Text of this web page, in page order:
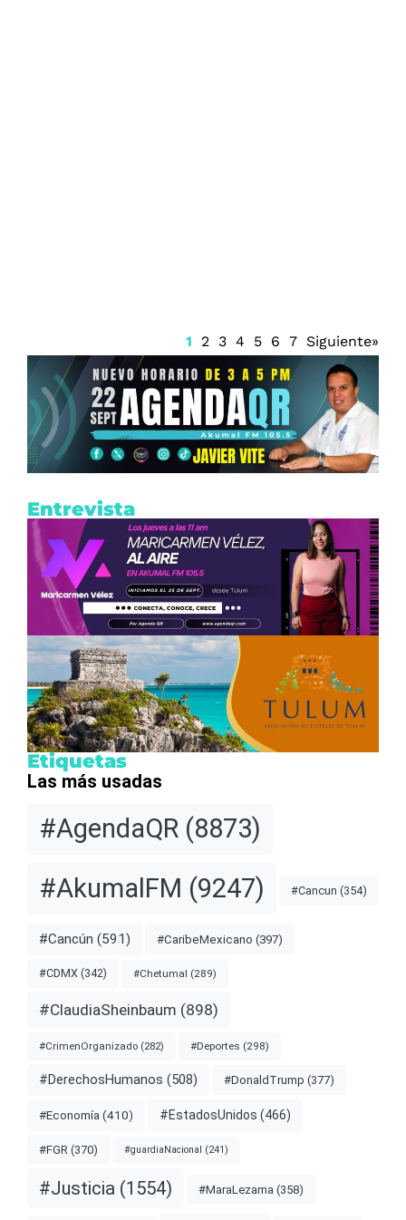
1 2 3 4 5 6 7 Siguiente»
Entrevista
Etiquetas
Las más usadas
#AgendaQR (8873)
#AkumalFM (9247) #Cancun (354)
#Cancún (591) #CaribeMexicano (397)
#CDMX (342) #Chetumal (289)
#ClaudiaSheinbaum (898)
#CrimenOrganizado (282) #Deportes (298)
#DerechosHumanos (508) #DonaldTrump (377)
#Economía (410) #EstadosUnidos (466)
#FGR (370) #guardiaNacional (241)
#Justicia (1554) #MaraLezama (358)